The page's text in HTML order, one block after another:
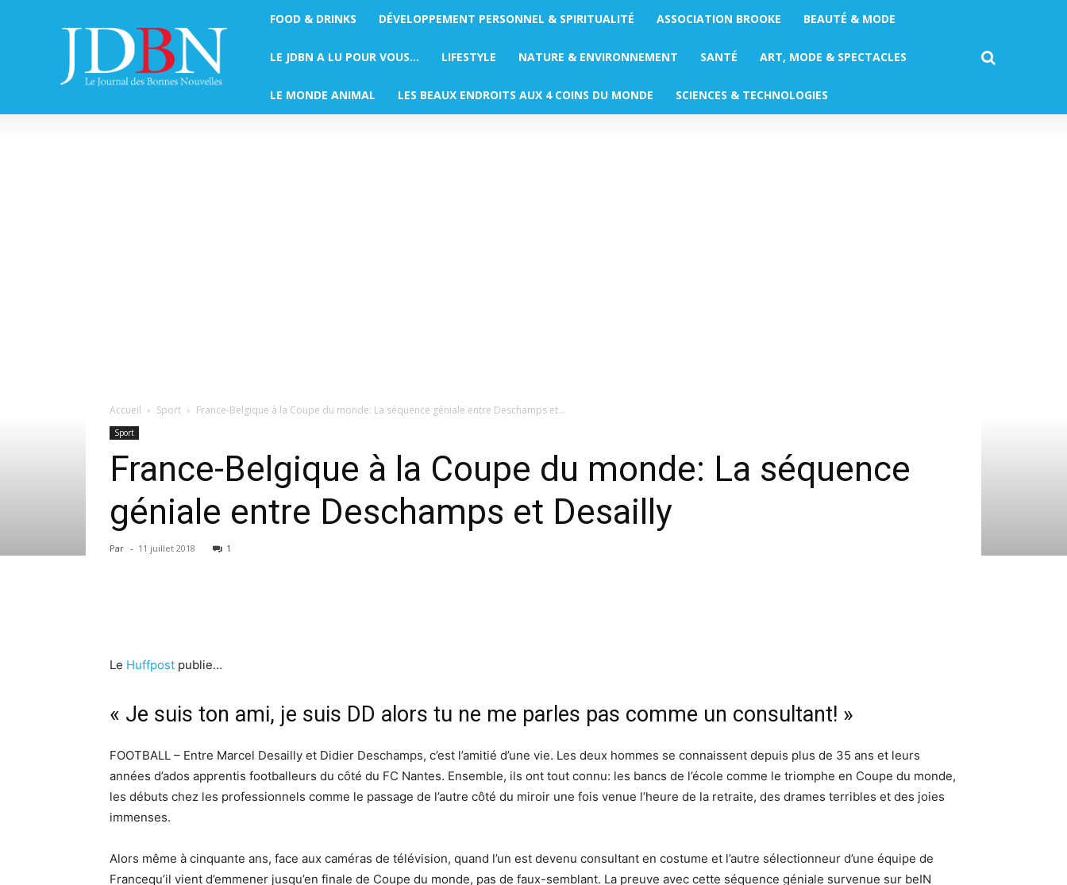
FOOD & DRINKS DÉVELOPPEMENT PERSONNEL & SPIRITUALITÉ ASSOCIATION BROOKE BEAUTÉ & MODE
LE JDBN A LU POUR VOUS… LIFESTYLE NATURE & ENVIRONNEMENT SANTÉ ART, MODE & SPECTACLES
LE MONDE ANIMAL LES BEAUX ENDROITS AUX 4 COINS DU MONDE SCIENCES & TECHNOLOGIES
Accueil Sport France-Belgique à la Coupe du monde: La séquence géniale entre Deschamps et...
Sport
France-Belgique à la Coupe du monde: La séquence
géniale entre Deschamps et Desailly
Par - 11 juillet 2018 1
Le Huffpost publie…
« Je suis ton ami, je suis DD alors tu ne me parles pas comme un consultant! »
FOOTBALL – Entre Marcel Desailly et Didier Deschamps, c’est l’amitié d’une vie. Les deux hommes se connaissent depuis plus de 35 ans et leurs
années d’ados apprentis footballeurs du côté du FC Nantes. Ensemble, ils ont tout connu: les bancs de l’école comme le triomphe en Coupe du monde,
les débuts chez les professionnels comme le passage de l’autre côté du miroir une fois venue l’heure de la retraite, des drames terribles et des joies
immenses.
Alors même à cinquante ans, face aux caméras de télévision, quand l’un est devenu consultant en costume et l’autre sélectionneur d’une équipe de
Francequ’il vient d’emmener jusqu’en finale de Coupe du monde, pas de faux-semblant. La preuve avec cette séquence géniale survenue sur beIN